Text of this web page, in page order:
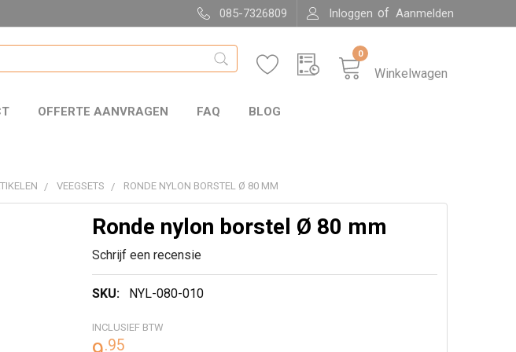
085-7326809 Inloggen of Aanmelden
Winkelwagen
0
OFFERTE AANVRAGEN FAQ BLOG
VEEGSETS RONDE NYLON BORSTEL Ø 80 MM
Ronde nylon borstel Ø 80 mm
Schrijf een recensie
SKU: NYL-080-010
INCLUSIEF BTW
.95